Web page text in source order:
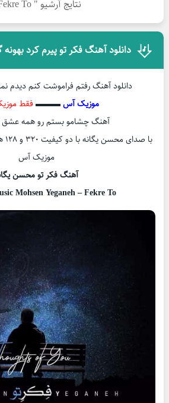
نتایج آرشیو " Fekre To "
دانلود آهنگ فکر تو پیرم کرد
دانلود آهنگ رفتم فراموشت کنم دیدم
موزیک آس▬▬▬ فقط
آهنگ چشامو بستم رو همه عشق
موزیک آس
آهنگ فکر تو محسن
Mohsen Yeganeh – Fekre To